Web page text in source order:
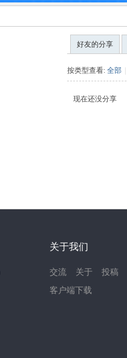
好友的分享
按类型查看: 全部 |
现在还没分享
关于我们
交流 关于
投稿
客户端下载